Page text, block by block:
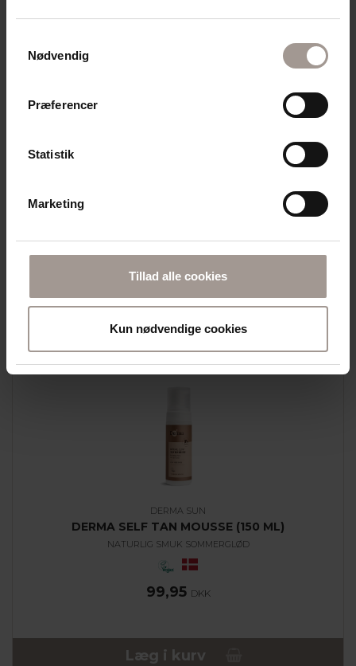
Nødvendig
Præferencer
Statistik
Marketing
Tillad alle cookies
Kun nødvendige cookies
Derma - relaterede produkter
DERMA ECO BODY OIL (150 ML)
89,95DKK
Forventes på lager om 2 uger
Udsolgt
DERMA SUN
DERMA SELF TAN MOUSSE (150 ML)
NATURLIG SMUK SOMMERGLØD
99,95 DKK
Læg i kurv